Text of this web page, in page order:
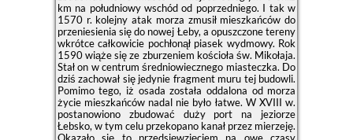
km na południowy wschód od poprzedniego. I tak w
1570 r. kolejny atak morza zmusił mieszkańców do
przeniesienia się do nowej Łeby, a opuszczone tereny
wkrótce całkowicie pochłonął piasek wydmowy. Rok
1590 wiąże się ze zburzeniem kościoła św. Mikołaja.
Stał on w centrum średniowiecznego miasteczka. Do
dziś zachował się jedynie fragment muru tej budowli.
Pomimo tego, iż osada została oddalona od morza
życie mieszkańców nadal nie było łatwe. W XVIII w.
postanowiono zbudować duży port na jeziorze
Łebsko, w tym celu przekopano kanał przez mierzeję.